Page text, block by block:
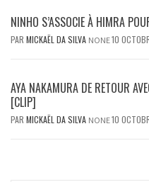
NINHO S’ASSOCIE À HIMRA
PAR MICKAËL DA SILVA NONE10
AYA NAKAMURA DE RETOUR
[CLIP]
PAR MICKAËL DA SILVA NONE10